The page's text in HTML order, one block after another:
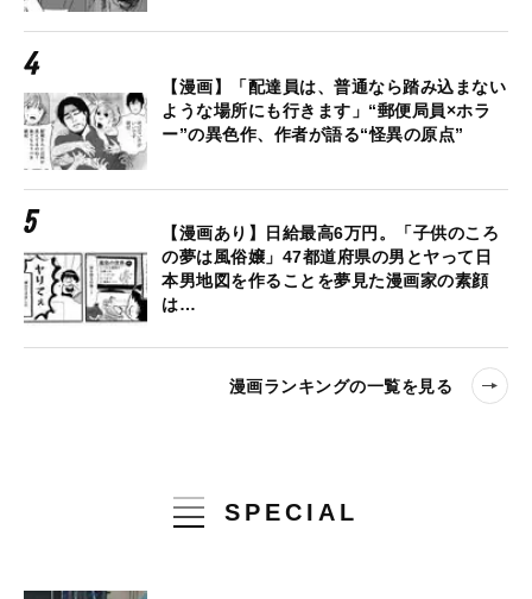
【漫画】「配達員は、普通なら踏み込まない
ような場所にも行きます」“郵便局員×ホラ
ー”の異色作、作者が語る“怪異の原点”
【漫画あり】日給最高6万円。「子供のころ
の夢は風俗嬢」47都道府県の男とヤって日
本男地図を作ることを夢見た漫画家の素顔
は…
漫画ランキングの一覧を見る
SPECIAL